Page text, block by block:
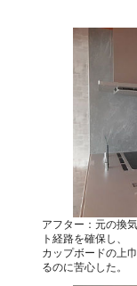
アフター：元の換
ト経路を確保し、
カップボードの上
るのに苦心した。